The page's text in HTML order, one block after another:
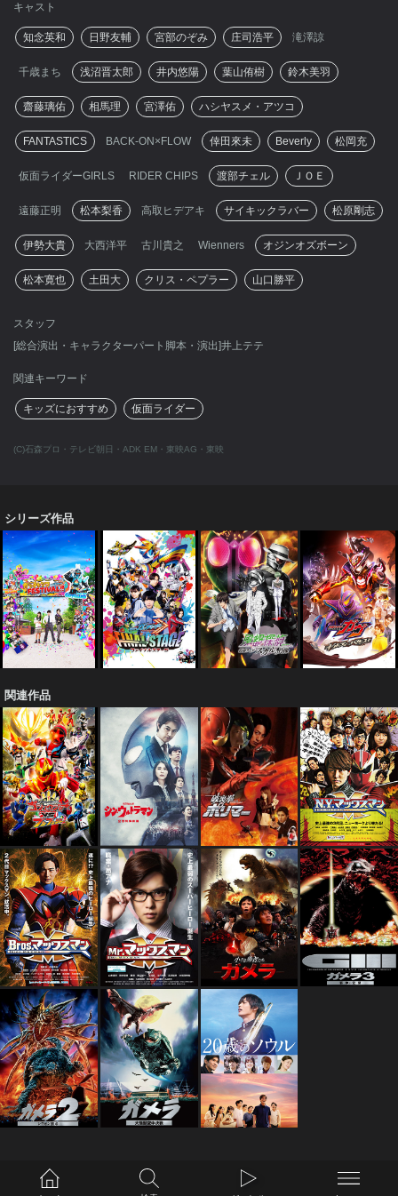
キャスト
知念英和 日野友輔 宮部のぞみ 庄司浩平 滝澤諒
千歳まち 浅沼晋太郎 井内悠陽 葉山侑樹 鈴木美羽
齋藤璃佑 相馬理 宮澤佑 ハシヤスメ・アツコ
FANTASTICS BACK-ON×FLOW 倖田來未 Beverly 松岡充
仮面ライダーGIRLS RIDER CHIPS 渡部チェル ＪＯＥ
遠藤正明 松本梨香 高取ヒデアキ サイキックラバー 松原剛志
伊勢大貴 大西洋平 古川貴之 Wienners オジンオズボーン
松本寛也 土田大 クリス・ペプラー 山口勝平
スタッフ
[総合演出・キャラクターパート脚本・演出]井上テテ
関連キーワード
キッズにおすすめ 仮面ライダー
(C)石森プロ・テレビ朝日・ADK EM・東映AG・東映
シリーズ作品
関連作品